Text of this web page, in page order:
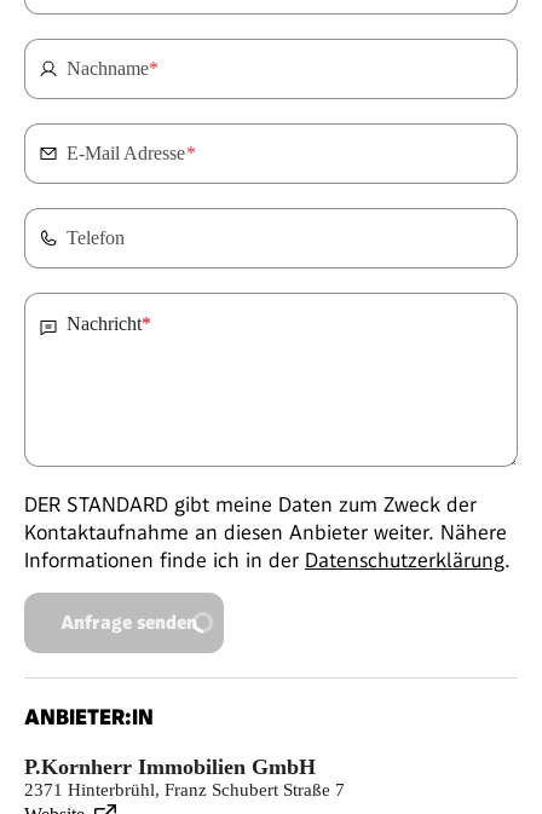
Nachname*
E-Mail Adresse*
Telefon
Nachricht*
DER STANDARD gibt meine Daten zum Zweck der
Kontaktaufnahme an diesen Anbieter weiter. Nähere
Informationen finde ich in der Datenschutzerklärung.
Anfrage senden
ANBIETER:IN
P.Kornherr Immobilien GmbH
2371 Hinterbrühl, Franz Schubert Straße 7